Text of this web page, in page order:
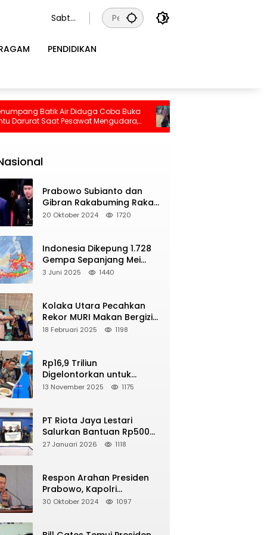
Sabtu
us
PENDIDIKAN
Coba Buka
Mengudara,
Kabin
Pilu, Seorang Ibu Beserta Empat Anaknya
Tewas Terjebak Kebakaran di Bombana
M 5,4 Guncang Buol, Warga Panik
Diri ke Gunung
Prabowo Subianto dan
Gibran Rakabuming Raka
Resmi Dilantik Jadi
20 Oktober 2024 1720
Indonesia Dikepung 1.728
Gempa Sepanjang Mei
2025, Berikut Wilayah Yang
3 Juni 2025 1440
Kolaka Utara Pecahkan
Rekor MURI Makan Bergizi
Gratis Dengan Peserta
18 Februari 2025 1198
Rp16,9 Triliun
Digelontorkan untuk
Revitalisasi 16 Ribu Sekolah
13 November 2025 1175
PT Riota Jaya Lestari
Salurkan Bantuan Rp500
Juta, Hadirkan Harapan
27 Januari 2026 1118
Respon Arahan Presiden
Prabowo, Kapolri
Perintahkan Jajarannya
30 Oktober 2024 1097